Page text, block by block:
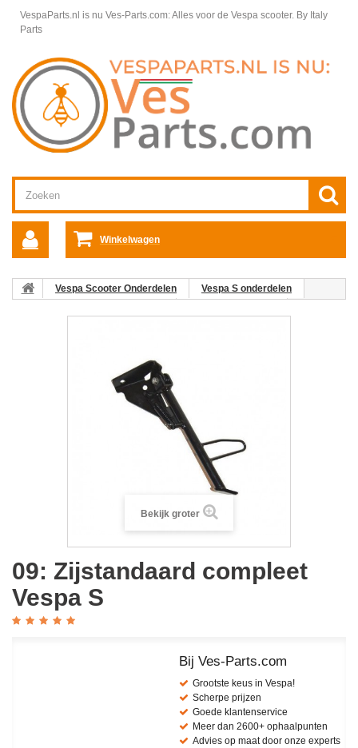
VespaParts.nl is nu Ves-Parts.com: Alles voor de Vespa scooter. By Italy
Parts
Winkelwagen
Vespa Scooter Onderdelen
Vespa S onderdelen
Bekijk groter
09: Zijstandaard compleet
Vespa S
Bij Ves-Parts.com
Grootste keus in Vespa!
Scherpe prijzen
Goede klantenservice
Meer dan 2600+ ophaalpunten
Advies op maat door onze experts